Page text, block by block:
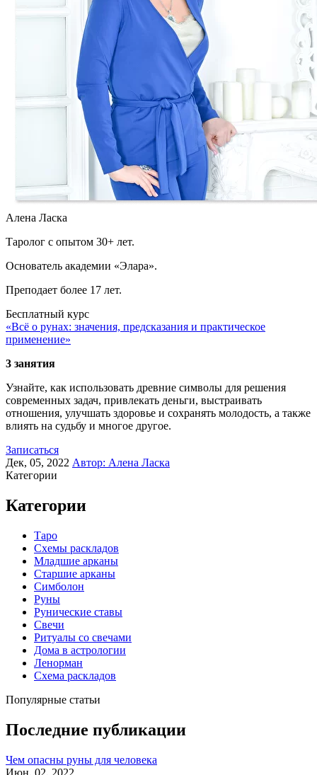
Алена Ласка
Таролог с опытом 30+ лет.
Основатель академии «Элара».
Преподает более 17 лет.
Бесплатный курс
«Всё о рунах: значения, предсказания и практическое
применение»
3 занятия
Узнайте, как использовать древние символы для решения
современных задач, привлекать деньги, выстраивать
отношения, улучшать здоровье и сохранять молодость, а также
влиять на судьбу и многое другое.
Записаться
Дек, 05, 2022 Автор: Алена Ласка
Категории
Категории
Таро
Схемы раскладов
Младшие арканы
Старшие арканы
Симболон
Руны
Рунические ставы
Свечи
Ритуалы со свечами
Дома в астрологии
Ленорман
Схема раскладов
Популярные статьи
Последние публикации
Чем опасны руны для человека
Июн, 02, 2022